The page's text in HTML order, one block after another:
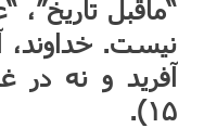
“ماقبل
نیست. خداوند،
۱۵).